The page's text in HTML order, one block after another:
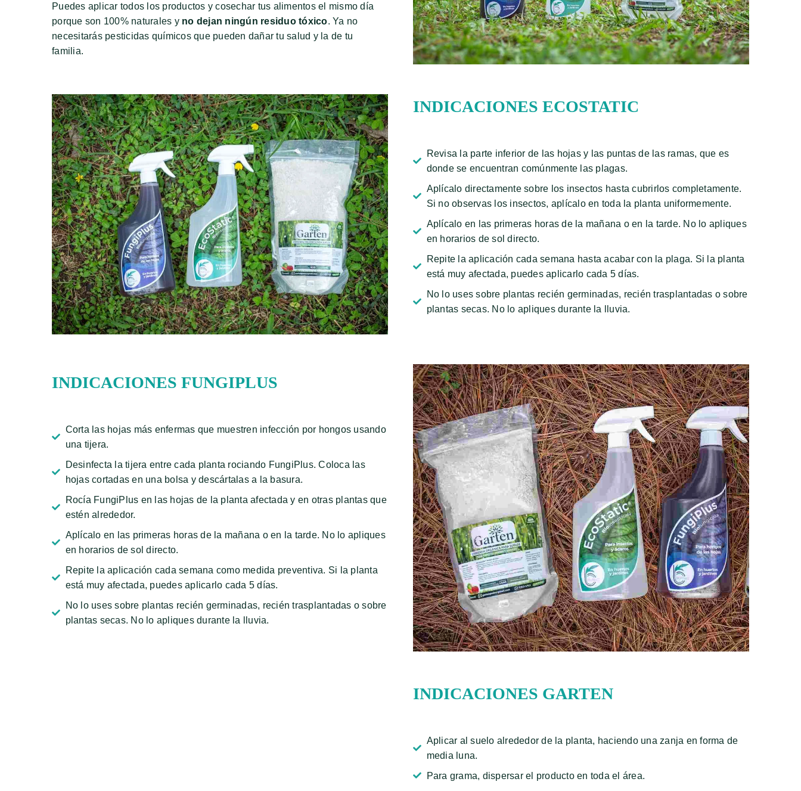
Puedes aplicar todos los productos y cosechar tus alimentos el mismo día
porque son 100% naturales y no dejan ningún residuo tóxico. Ya no
necesitarás pesticidas químicos que pueden dañar tu salud y la de tu
familia.
INDICACIONES ECOSTATIC
Revisa la parte inferior de las hojas y las puntas de las ramas, que es
donde se encuentran comúnmente las plagas.
Aplícalo directamente sobre los insectos hasta cubrirlos completamente.
Si no observas los insectos, aplícalo en toda la planta uniformemente.
Aplícalo en las primeras horas de la mañana o en la tarde. No lo apliques
en horarios de sol directo.
Repite la aplicación cada semana hasta acabar con la plaga. Si la planta
está muy afectada, puedes aplicarlo cada 5 días.
No lo uses sobre plantas recién germinadas, recién trasplantadas o sobre
plantas secas. No lo apliques durante la lluvia.
INDICACIONES FUNGIPLUS
Corta las hojas más enfermas que muestren infección por hongos usando
una tijera.
Desinfecta la tijera entre cada planta rociando FungiPlus. Coloca las
hojas cortadas en una bolsa y descártalas a la basura.
Rocía FungiPlus en las hojas de la planta afectada y en otras plantas que
estén alrededor.
Aplícalo en las primeras horas de la mañana o en la tarde. No lo apliques
en horarios de sol directo.
Repite la aplicación cada semana como medida preventiva. Si la planta
está muy afectada, puedes aplicarlo cada 5 días.
No lo uses sobre plantas recién germinadas, recién trasplantadas o sobre
plantas secas. No lo apliques durante la lluvia.
INDICACIONES GARTEN
Aplicar al suelo alrededor de la planta, haciendo una zanja en forma de
media luna.
Para grama, dispersar el producto en toda el área.